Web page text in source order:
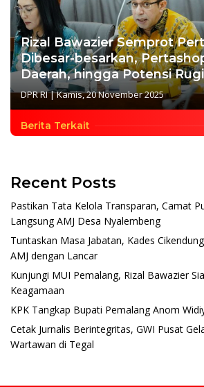
Rizal Bawazier Semprot
Dibesar-besarkan,
Daerah, hingga Potensi
DPR RI|Kamis, 20 November 2025
Berita Terkait
Recent Posts
Pastikan Tata Kelola Transparan, Camat
Langsung AMJ Desa Nyalembeng
Tuntaskan Masa Jabatan, Kades
AMJ dengan Lancar
Kunjungi MUI Pemalang, Rizal Bawazier
Keagamaan
KPK Tangkap Bupati Pemalang Anom
Cetak Jurnalis Berintegritas, GWI Pusat
Wartawan di Tegal